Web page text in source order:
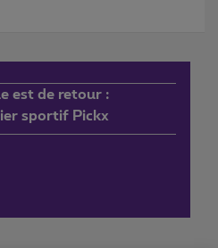
est de retour :
sportif Pickx